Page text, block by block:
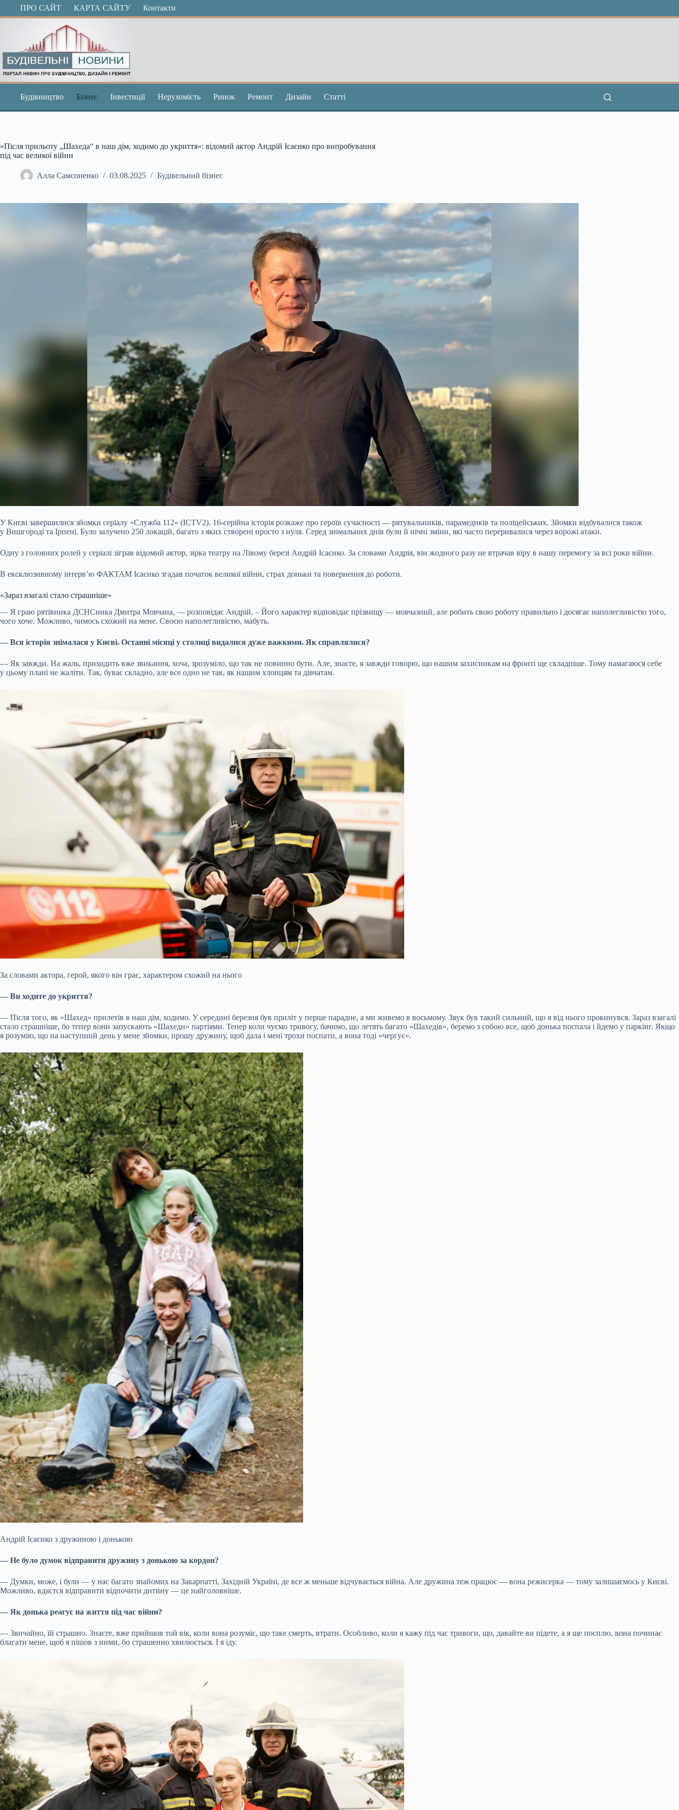
ПерейтиПРО САЙТ КАРТА САЙТУ Контакти
Будівництво Бізнес Інвестиції Нерухомість Ринок Ремонт Дизайн Статті
«Після прильоту „Шахеда“ в наш дім, ходимо до укриття»: відомий актор Андрій Ісаєнко про випробування
під час великої війни
Алла Самсоненко 03.08.2025 Будівельний бізнес
У Києві завершилися зйомки серіалу «Служба 112» (ICTV2). 16-серійна історія розкаже про героїв сучасності — рятувальників, парамедиків та поліцейських. Зйомки відбувалися також
у Вишгороді та Ірпені. Було залучено 250 локацій, багато з яких створені просто з нуля. Серед знімальних днів були й нічні зміни, які часто переривалися через ворожі атаки.
Одну з головних ролей у серіалі зіграв відомий актор, зірка театру на Лівому березі Андрій Ісаєнко. За словами Андрія, він жодного разу не втрачав віру в нашу перемогу за всі роки війни.
В ексклюзивному інтервʼю ФАКТАМ Ісаєнко згадав початок великої війни, страх доньки та повернення до роботи.
«Зараз взагалі стало страшніше»
— Я граю рятівника ДСНСника Дмитра Мовчана, — розповідає Андрій. – Його характер відповідає прізвищу — мовчазний, але робить свою роботу правильно і досягає наполегливістю того,
чого хоче. Можливо, чимось схожий на мене. Своєю наполегливістю, мабуть.
— Вся історія знімалася у Києві. Останні місяці у столиці видалися дуже важкими. Як справлялися?
— Як завжди. На жаль, приходить вже звикання, хоча, зрозуміло, що так не повинно бути. Але, знаєте, я завжди говорю, що нашим захисникам на фронті ще складніше. Тому намагаюся себе
у цьому плані не жаліти. Так, буває складно, але все одно не так, як нашим хлопцям та дівчатам.
За словами актора, герой, якого він грає, характером схожий на нього
— Ви ходите до укриття?
— Після того, як «Шахед» прилетів в наш дім, ходимо. У середині березня був приліт у перше парадне, а ми живемо в восьмому. Звук був такий сильний, що я від нього прокинувся. Зараз взагалі
стало страшніше, бо тепер вони запускають «Шахеди» партіями. Тепер коли чуємо тривогу, бачимо, що летять багато «Шахедів», беремо з собою все, щоб донька поспала і йдемо у паркінг. Якщо
я розумію, що на наступний день у мене зйомки, прошу дружину, щоб дала і мені трохи поспати, а вона тоді «чергує».
Андрій Ісаєнко з дружиною і донькою
— Не було думок відправити дружину з донькою за кордон?
— Думки, може, і були — у нас багато знайомих на Закарпатті, Західній Україні, де все ж меньше відчувається війна. Але дружина теж працює — вона режисерка — тому залишаємось у Києві.
Можливо, вдастся відправити відпочити дитину — це найголовніше.
— Як донька реагує на життя під час війни?
— Звичайно, їй страшно. Знаєте, вже прийшов той вік, коли вона розуміє, що таке смерть, втрати. Особливо, коли я кажу під час тривоги, що, давайте ви підете, а я ще посплю, вона починає
благати мене, щоб я пішов з ними, бо страшенно хвилюється. І я іду.